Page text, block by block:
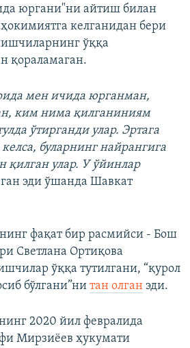
юргани"ни айтиш билан
келганидан бери
ўққа
қораламаган.
мен ичида юрганман,
ким нима қилганиниям
ўтирганди улар. Эртага
келса, буларнинг найрангига
қилган улар. У ўйинлар
эди ўшанда Шавкат
фақат бир расмийси - Бош
Светлана Ортиқова
ўққа тутилгани, “қурол
бўлгани”ни тан олган эди.
2020 йил февралида
Мирзиёев ҳукумати